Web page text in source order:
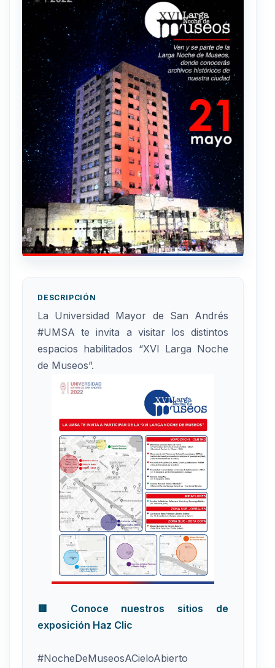
DESCRIPCIÓN
La Universidad Mayor de San Andrés
#UMSA te invita a visitar los distintos
espacios habilitados “XVI Larga Noche
de Museos”.
🟥 Conoce nuestros sitios de
exposición Haz Clic
#NocheDeMuseosACieloAbierto